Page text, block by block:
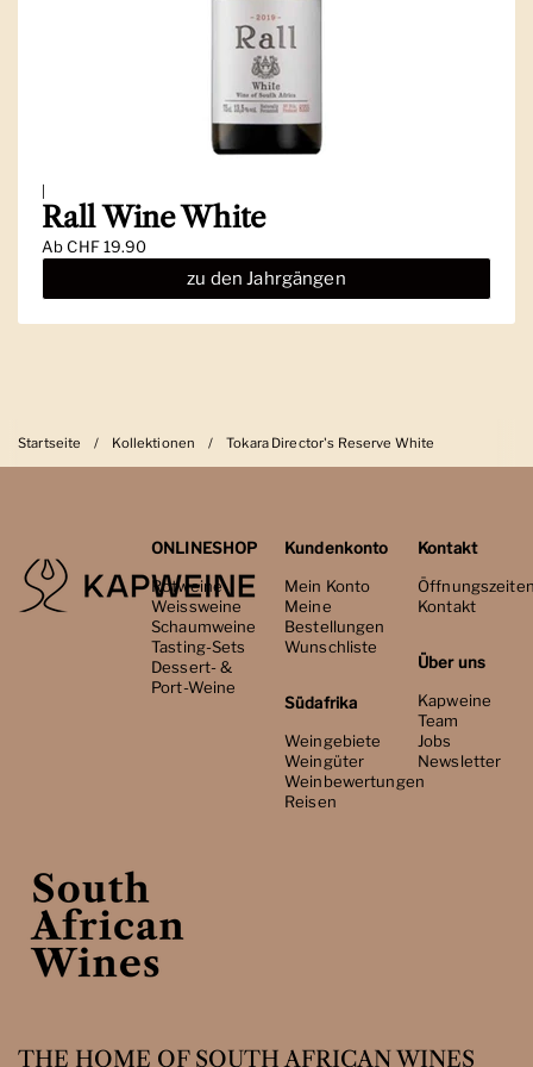
|
Rall Wine White
AbCHF 19.90
zu den Jahrgängen
Startseite / Kollektionen / Tokara Director's Reserve White
ONLINESHOP
Rotweine
Weissweine
Schaumweine
Tasting-Sets
Dessert- &
Port-Weine
Kundenkonto
Mein Konto
Meine
Bestellungen
Wunschliste
Südafrika
Weingebiete
Weingüter
Weinbewertungen
Reisen
Kontakt
Kontakt
Über uns
Kapweine
Team
Jobs
Newsletter
THE HOME OF SOUTH AFRICAN WINES